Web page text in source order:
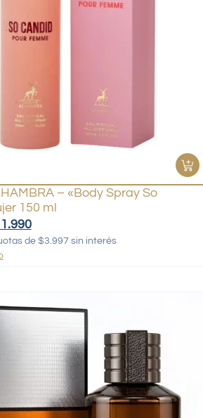
– «Body Spray So
150 ml
de $3.997 sin interés